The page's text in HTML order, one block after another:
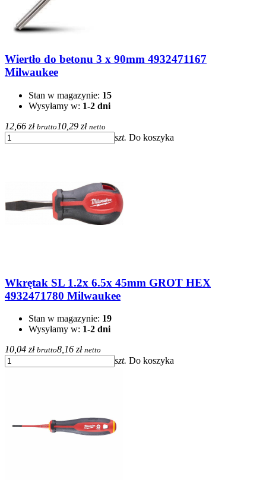
Wiertło do betonu 3 x 90mm 4932471167
Milwaukee
Stan w magazynie: 15
Wysyłamy w: 1-2 dni
12,66 zł brutto 10,29 zł netto
szt. Do koszyka
Wkrętak SL 1.2x 6.5x 45mm GROT HEX
4932471780 Milwaukee
Stan w magazynie: 19
Wysyłamy w: 1-2 dni
10,04 zł brutto8,16 zł netto
szt. Do koszyka